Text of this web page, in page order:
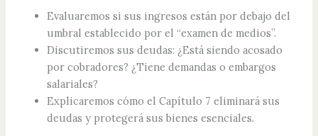
Evaluaremos si sus ingresos están por debajo del
umbral establecido por el “examen de medios”.
Discutiremos sus deudas: ¿Está siendo acosado
por cobradores? ¿Tiene demandas o embargos
salariales?
Explicaremos cómo el Capítulo 7 eliminará sus
deudas y protegerá sus bienes esenciales.